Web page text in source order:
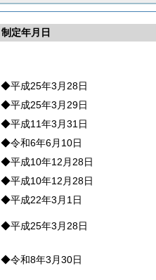
制定年月日
◆平成25年3月28日
◆平成25年3月29日
◆平成11年3月31日
◆令和6年6月10日
◆平成10年12月28日
◆平成10年12月28日
◆平成22年3月1日
◆平成25年3月28日
◆令和8年3月30日